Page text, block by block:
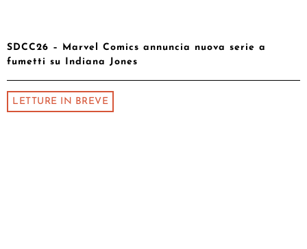
SDCC26 – Marvel Comics annuncia nuova serie a
fumetti su Indiana Jones
LETTURE IN BREVE